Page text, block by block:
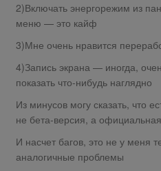
2)Включать энергорежим из
меню — это кайф
3)Мне очень нравится
4)Запись экрана — иногда,
показать что-нибудь наглядно
Из минусов могу сказать, что
не бета-версия, а
И насчет багов, это не у меня
аналогичные проблемы